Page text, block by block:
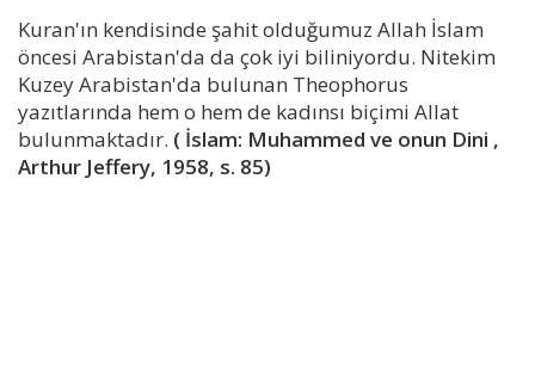
Kuran'ın kendisinde şahit olduğumuz Allah İslam
öncesi Arabistan'da da çok iyi biliniyordu. Nitekim
Kuzey Arabistan'da bulunan Theophorus
yazıtlarında hem o hem de kadınsı biçimi Allat
bulunmaktadır. ( İslam: Muhammed ve onun Dini ,
Arthur Jeffery, 1958, s. 85)